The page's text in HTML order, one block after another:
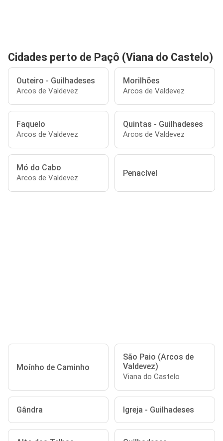
Cidades perto de Paçô (Viana do Castelo)
Outeiro - Guilhadeses
Arcos de Valdevez
Morilhões
Arcos de Valdevez
Faquelo
Arcos de Valdevez
Quintas - Guilhadeses
Arcos de Valdevez
Mó do Cabo
Arcos de Valdevez Penacível
Moínho de Caminho
São Paio (Arcos de
Valdevez)
Viana do Castelo
Gândra Igreja - Guilhadeses